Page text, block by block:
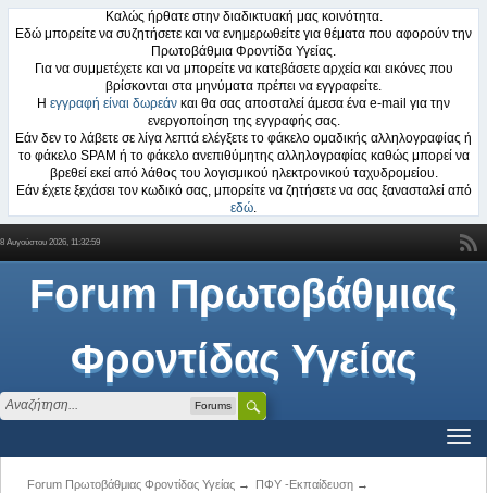
Καλώς ήρθατε στην διαδικτυακή μας κοινότητα.
Εδώ μπορείτε να συζητήσετε και να ενημερωθείτε για θέματα που αφορούν την
Πρωτοβάθμια Φροντίδα Υγείας.
Για να συμμετέχετε και να μπορείτε να κατεβάσετε αρχεία και εικόνες που
βρίσκονται στα μηνύματα πρέπει να εγγραφείτε.
Η εγγραφή είναι δωρεάν και θα σας αποσταλεί άμεσα ένα e-mail για την
ενεργοποίηση της εγγραφής σας.
Εάν δεν το λάβετε σε λίγα λεπτά ελέγξετε το φάκελο ομαδικής αλληλογραφίας ή
το φάκελο SPAM ή το φάκελο ανεπιθύμητης αλληλογραφίας καθώς μπορεί να
βρεθεί εκεί από λάθος του λογισμικού ηλεκτρονικού ταχυδρομείου.
Εάν έχετε ξεχάσει τον κωδικό σας, μπορείτε να ζητήσετε να σας ξανασταλεί από
εδώ.
8 Αυγούστου 2026, 11:32:59
Forum Πρωτοβάθμιας
Φροντίδας Υγείας
Forums
Forum Πρωτοβάθμιας Φροντίδας Υγείας→ ΠΦΥ -Εκπαίδευση →